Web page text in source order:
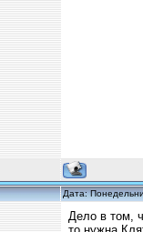
Дата:
Дело в том,